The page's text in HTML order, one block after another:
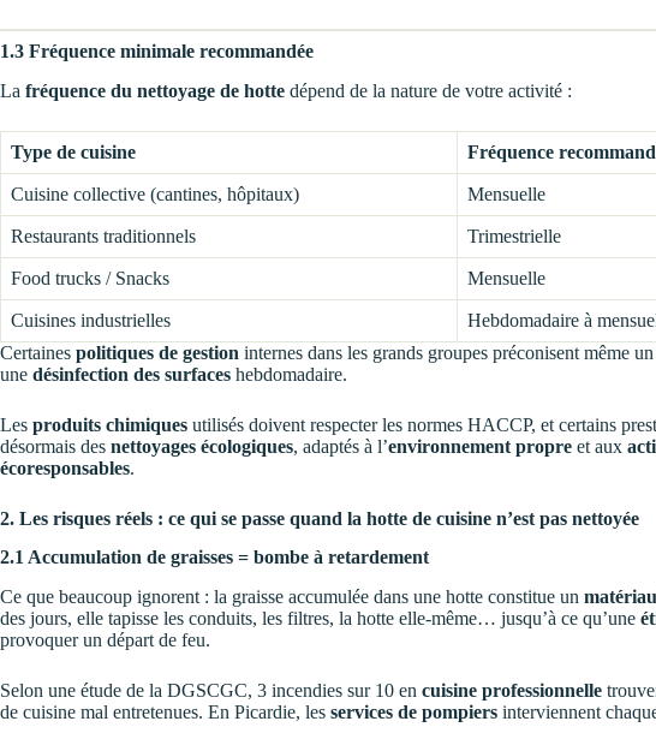
1.3 Fréquence minimale recommandée
La fréquence du nettoyage de hotte dépend de la nature de votre activité :
Type de cuisine Fréquence
Cuisine collective (cantines, hôpitaux) Mensuelle
Restaurants traditionnels Trimestrielle
Food trucks / Snacks Mensuelle
Cuisines industrielles
Hebdomadaire à
Certaines politiques de gestion internes dans les grands groupes préconisent même un
une désinfection des surfaces hebdomadaire.
Les produits chimiques utilisés doivent respecter les normes HACCP, et certains
désormais des nettoyages écologiques, adaptés à l’environnement propre et aux
écoresponsables.
2. Les risques réels : ce qui se passe quand la hotte de cuisine n’est pas nettoyée
2.1 Accumulation de graisses = bombe à retardement
Ce que beaucoup ignorent : la graisse accumulée dans une hotte constitue un
des jours, elle tapisse les conduits, les filtres, la hotte elle-même… jusqu’à ce qu’une
provoquer un départ de feu.
Selon une étude de la DGSCGC, 3 incendies sur 10 en cuisine professionnelle
de cuisine mal entretenues. En Picardie, les services de pompiers interviennent